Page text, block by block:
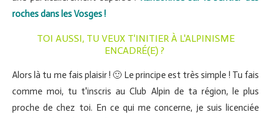
roches dans les Vosges !
TOI AUSSI, TU VEUX T'INITIER À L'ALPINISME
ENCADRÉ(E) ?
Alors là tu me fais plaisir ! 🙂 Le principe est très simple ! Tu fais
comme moi, tu t'inscris au Club Alpin de ta région, le plus
proche de chez toi. En ce qui me concerne, je suis licenciée